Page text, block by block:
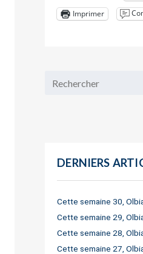
Imprimer
DERNIERS
Cette semaine 30,
Cette semaine 29,
Cette semaine 28,
Cette semaine 27,